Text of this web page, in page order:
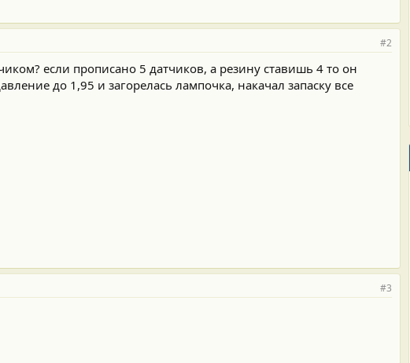
#2
если прописано 5 датчиков, а резину ставишь 4 то он
до 1,95 и загорелась лампочка, накачал запаску все
#3